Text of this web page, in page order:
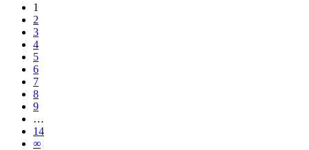
1
2
3
4
5
6
7
8
9
…
14
∞